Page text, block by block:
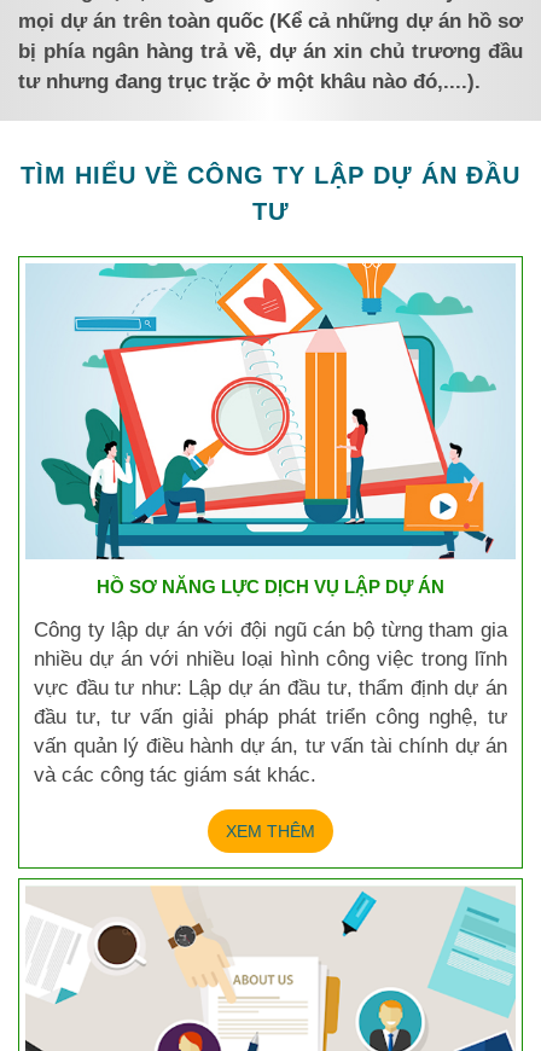
mọi dự án trên toàn quốc (Kể cả những dự án hồ sơ
bị phía ngân hàng trả về, dự án xin chủ trương đầu
tư nhưng đang trục trặc ở một khâu nào đó,....).
TÌM HIỂU VỀ CÔNG TY LẬP DỰ ÁN ĐẦU
TƯ
HỒ SƠ NĂNG LỰC DỊCH VỤ LẬP DỰ ÁN
Công ty lập dự án với đội ngũ cán bộ từng tham gia
nhiều dự án với nhiều loại hình công việc trong lĩnh
vực đầu tư như: Lập dự án đầu tư, thẩm định dự án
đầu tư, tư vấn giải pháp phát triển công nghệ, tư
vấn quản lý điều hành dự án, tư vấn tài chính dự án
và các công tác giám sát khác.
XEM THÊM